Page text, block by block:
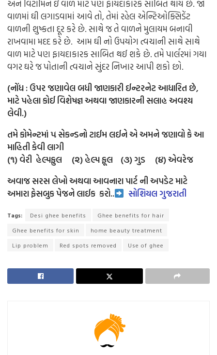
અને વિટામિન ઇ વાળ માટે પણ ફાયદાકારક સાબિત થાય છે. જો
વાળમાં ઘી લગાડવામાં આવે તો, તેમાં રહેલ એન્ટિઓક્સિડેંટ
વાળની શુષ્કતા દૂર કરે છે. સાથે જ તે વાળને મુલાયમ બનાવી
રાખવામા મદદ કરે છે. આમ ઘી નો ઉપયોગ ત્વચાની સાથે સાથે
વાળ માટે પણ ફાયદાકારક સાબિત થઈ શકે છે. તમે પાર્લરમાં ગયા
વગર ઘરે જ પોતાની ત્વચાને સુંદર નિખાર આપી શકો છો.
(નોંધ : ઉપર જણાવેલ બધી જાણકારી ઈન્ટરનેટ આધારિત છે,
માટે પહેલા કોઈ વિશેષજ્ઞ અથવા જાણકારની સલાહ અવશ્ય
લેવી.)
તમે કોમેન્ટમાં ૫ સેકન્ડનો ટાઈમ લઈને એ અમને જણાવો કે આ
માહિતી કેવી લાગી
(૧) વેરી હેલ્પફુલ (૨) હેલ્પ ફૂલ (૩) ગુડ (૪) એવરેજ
અવાજ સરસ લેખો અથવા આવનારા પાર્ટ ની અપડેટ માટે
અમારા ફેસબુક પેજને લાઈક કરો.. સોશિયલ ગુજરાતી
Tags: Desi ghee benefits
Ghee benefits for hair
Ghee benefits for skin
home beauty treatment
Lip problem
Red spots removed Use of ghee